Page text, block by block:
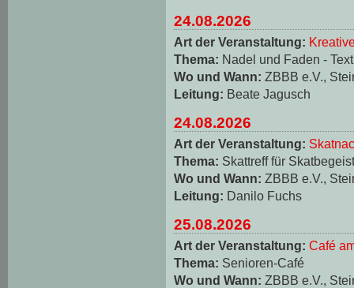
24.08.2026
Art der Veranstaltung:
Thema: Nadel und Faden -
Wo und Wann: ZBBB e.V.,
Leitung: Beate Jagusch
24.08.2026
Art der Veranstaltung:
Thema: Skattreff für
Wo und Wann: ZBBB e.V.,
Leitung: Danilo Fuchs
25.08.2026
Art der Veranstaltung: Café
Thema: Senioren-Café
Wo und Wann: ZBBB e.V.,